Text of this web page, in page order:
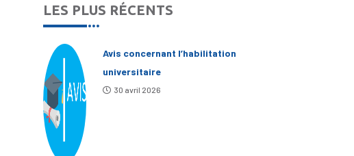
LES PLUS RÉCENTS
Avis concernant l’habilitation
universitaire
30 avril 2026